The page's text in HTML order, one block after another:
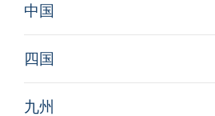
中国
四国
九州